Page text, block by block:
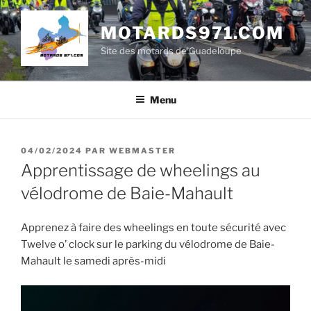
Aller
au
contenu
principal
MOTARDS971.COM
Site des motards de Guadeloupe
Menu
PUBLIÉ
LE
04/02/2024 PAR WEBMASTER
Apprentissage de wheelings au
vélodrome de Baie-Mahault
Apprenez à faire des wheelings en toute sécurité avec
Twelve o’ clock sur le parking du vélodrome de Baie-
Mahault le samedi après-midi